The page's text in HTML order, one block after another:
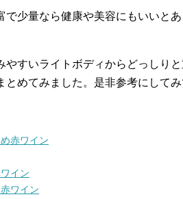
で少量なら健康や美容にもいいと
やすいライトボディからどっしり
とめてみました。是非参考にして
赤ワイン
イン
ワイン